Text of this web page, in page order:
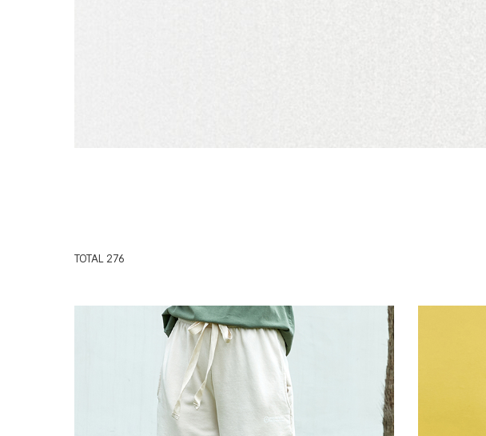
TOTAL 276